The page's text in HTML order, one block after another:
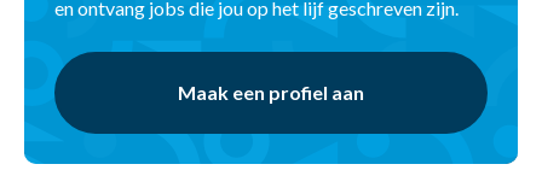
en ontvang jobs die jou op het lijf geschreven zijn.
Maak een profiel aan